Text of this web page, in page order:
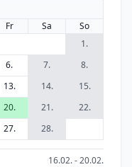
Fr Sa
So
1.
6. 7.
8.
13. 14.
15.
20. 21.
22.
27. 28.
16.02. - 20.02.